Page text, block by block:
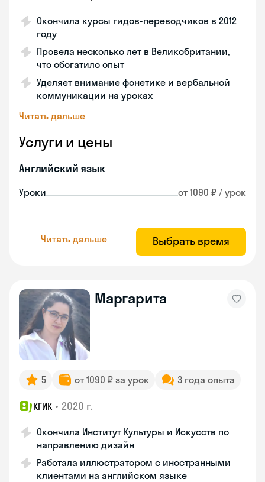
Окончила курсы гидов-переводчиков в 2012
году
Провела несколько лет в Великобритании,
что обогатило опыт
Уделяет внимание фонетике и вербальной
коммуникации на уроках
Читать дальше
Услуги и цены
Английский язык
Уроки от 1090 ₽ / урок
Читать дальше Выбрать время
Маргарита
5 от 1090 ₽ за урок 3 года опыта
КГИК • 2020 г.
Окончила Институт Культуры и Искусств по
направлению дизайн
Работала иллюстратором с иностранными
клиентами на английском языке